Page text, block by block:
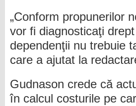
„Conform propunerilor
vor fi diagnosticaţi
dependenţii nu trebuie
care a ajutat la
Gudnason crede că
în calcul costurile pe